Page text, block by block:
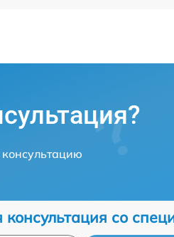
консультация со